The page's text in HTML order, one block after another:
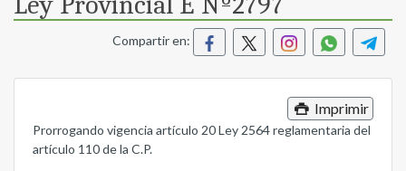
Compartir en:
Imprimir
Prorrogando vigencia artículo 20 Ley 2564 reglamentaria del
artículo 110 de la C.P.